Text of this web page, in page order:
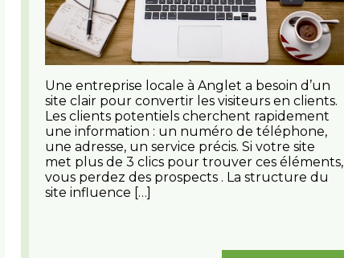
Une entreprise locale à Anglet a besoin d’un
site clair pour convertir les visiteurs en clients.
Les clients potentiels cherchent rapidement
une information : un numéro de téléphone,
une adresse, un service précis. Si votre site
met plus de 3 clics pour trouver ces éléments,
vous perdez des prospects . La structure du
site influence […]